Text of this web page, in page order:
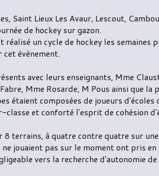
Saint Lieux Les Avaur, Lescout,
de hockey sur gazon.
un cycle de hockey les semaines
évènement.
avec leurs enseignants, Mme
Mme Rosarde, M Pous ainsi que
étaient composées de joueurs
classe et conforté l'esprit de cohésion
8 terrains, à quatre contre quatre sur
jouaient pas sur le moment ont pris
vers la recherche d'autonomie